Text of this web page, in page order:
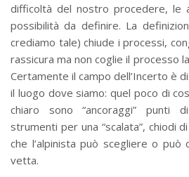
difficoltà del nostro procedere, le
possibilità da definire. La
crediamo tale) chiude i processi,
rassicura ma non coglie il processo
Certamente il campo dell’Incerto è
il luogo dove siamo: quel poco di
chiaro sono “ancoraggi” punti
strumenti per una “scalata”, chiodi
che l’alpinista può scegliere o
vetta.